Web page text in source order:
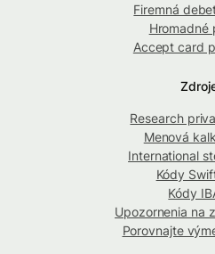
Firemná
Hromadné
Accept card
Research
Menová
International
Kódy
Kódy
Upozornenia na
Porovnajte